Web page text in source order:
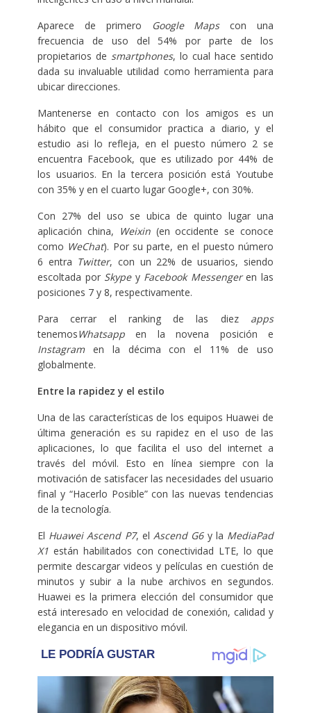
Aparece de primero
Google Mapscon una
frecuencia de uso del 54% por parte de los
propietarios de smartphones, lo cual hace sentido
dada su invaluable utilidad como herramienta para
ubicar direcciones.
Mantenerse en contacto con los amigos es un
hábito que el consumidor practica a diario, y el
estudio asi lo refleja, en el puesto número 2 se
encuentra Facebook, que es utilizado por 44% de
los usuarios. En la tercera posición está Youtube
con 35% y en el cuarto lugar Google+, con 30%.
Con 27% del uso se ubica de quinto lugar una
aplicación china, Weixin(en occidente se conoce
como WeChat). Por su parte, en el puesto número
6 entra Twitter, con un 22% de usuarios, siendo
escoltada por Skypey Facebook Messengeren las
posiciones 7 y 8, respectivamente.
Para cerrar el ranking de las diezapps
tenemosWhatsappen la novena posición e
Instagramen la décima con el 11% de uso
globalmente.
Entre la rapidez y el estilo
Una de las características de los equipos Huawei de
última generación es su rapidez en el uso de las
aplicaciones, lo que facilita el uso del internet a
través del móvil. Esto en línea siempre con la
motivación de satisfacer las necesidades del usuario
final y “Hacerlo Posible” con las nuevas tendencias
de la tecnología.
El Huawei Ascend P7, elAscend G6y la MediaPad
X1están habilitados con conectividad LTE, lo que
permite descargar videos y películas en cuestión de
minutos y subir a la nube archivos en segundos.
Huawei es la primera elección del consumidor que
está interesado en velocidad de conexión, calidad y
elegancia en un dispositivo móvil.